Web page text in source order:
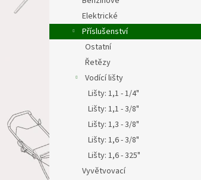
Elektrické
Příslušenství
Ostatní
Řetězy
Vodící lišty
Lišty: 1,1 - 1/4"
Lišty: 1,1 - 3/8"
Lišty: 1,3 - 3/8"
Lišty: 1,6 - 3/8"
Lišty: 1,6 - 325"
Vyvětvovací